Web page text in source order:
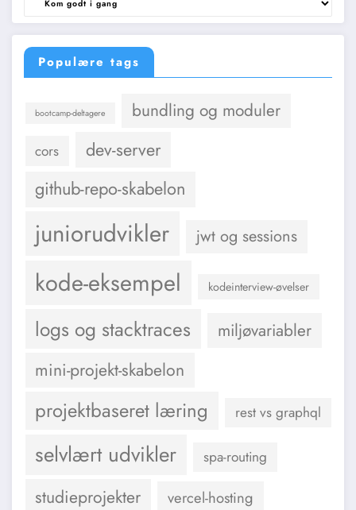
kategorier
Populære tags
bootcamp-deltagere bundling og moduler
cors
dev-server
github-repo-skabelon
juniorudvikler jwt og sessions
kode-eksempel kodeinterview-øvelser
logs og stacktraces miljøvariabler
mini-projekt-skabelon
projektbaseret læring rest vs graphql
selvlært udvikler spa-routing
studieprojekter vercel-hosting